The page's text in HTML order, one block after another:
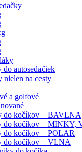
do autosedačiek
nielen na cesty
a golfové
do kočíkov – BAVLNA
do kočíkov – MINKY,
do kočíkov – POLAR
do kočíkov – VLNA